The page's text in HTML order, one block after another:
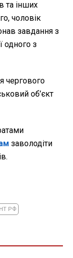
та інших
чоловік
завдання з
одного з
чергового
об’єкт
заволодіти
РФ